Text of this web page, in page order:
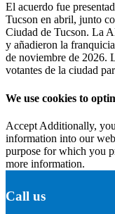
El acuerdo fue
Tucson en abril, junto
Ciudad de Tucson. La
y añadieron la
de noviembre de 2026.
votantes de la ciudad
We use cookies to
Accept Additionally,
information into our
purpose for which you
more information.
Call us